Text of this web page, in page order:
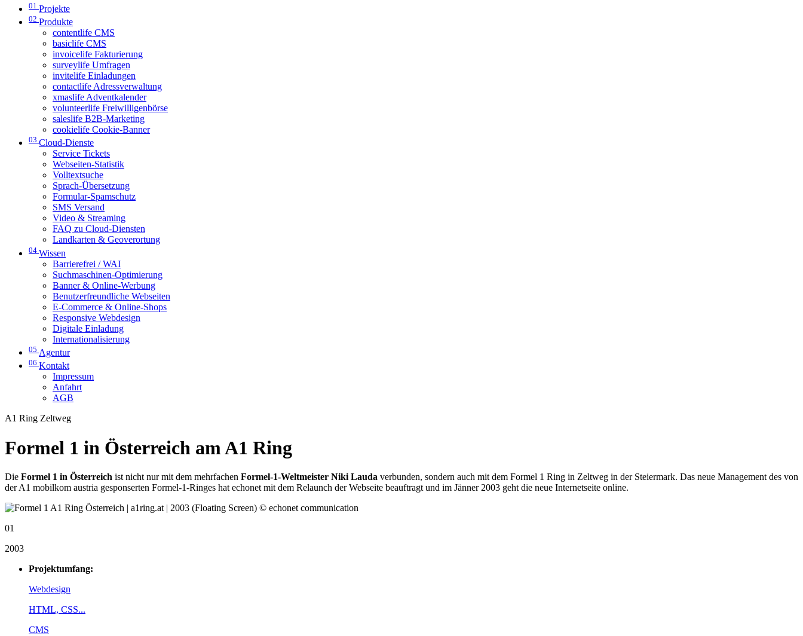
01 Projekte
02 Produkte
contentlife CMS
basiclife CMS
invoicelife Fakturierung
surveylife Umfragen
invitelife Einladungen
contactlife Adressverwaltung
xmaslife Adventkalender
volunteerlife Freiwilligenbörse
saleslife B2B-Marketing
cookielife Cookie-Banner
03 Cloud-Dienste
Service Tickets
Webseiten-Statistik
Volltextsuche
Sprach-Übersetzung
Formular-Spamschutz
SMS Versand
Video & Streaming
FAQ zu Cloud-Diensten
Landkarten & Geoverortung
04 Wissen
Barrierefrei / WAI
Suchmaschinen-Optimierung
Banner & Online-Werbung
Benutzerfreundliche Webseiten
E-Commerce & Online-Shops
Responsive Webdesign
Digitale Einladung
Internationalisierung
05 Agentur
06 Kontakt
Impressum
Anfahrt
AGB
A1 Ring Zeltweg
Formel 1 in Österreich am A1 Ring
Die Formel 1 in Österreich ist nicht nur mit dem mehrfachen Formel-1-Weltmeister Niki Lauda verbunden, sondern auch mit dem Formel 1 Ring in Zeltweg in der Steiermark. Das neue Management des von
der A1 mobilkom austria gesponserten Formel-1-Ringes hat echonet mit dem Relaunch der Webseite beauftragt und im Jänner 2003 geht die neue Internetseite online.
01
2003
Projektumfang:
Webdesign
HTML, CSS...
CMS